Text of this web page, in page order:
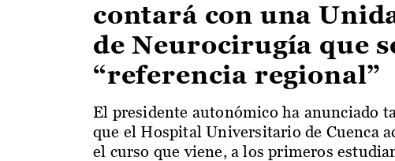
contará con una
de Neurocirugía que
“referencia regional”
El presidente autonómico ha anunciado
que el Hospital Universitario de Cuenca
el curso que viene, a los primeros